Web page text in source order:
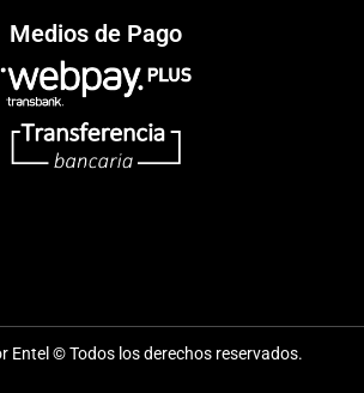
Medios de Pago
Entel © Todos los derechos reservados.